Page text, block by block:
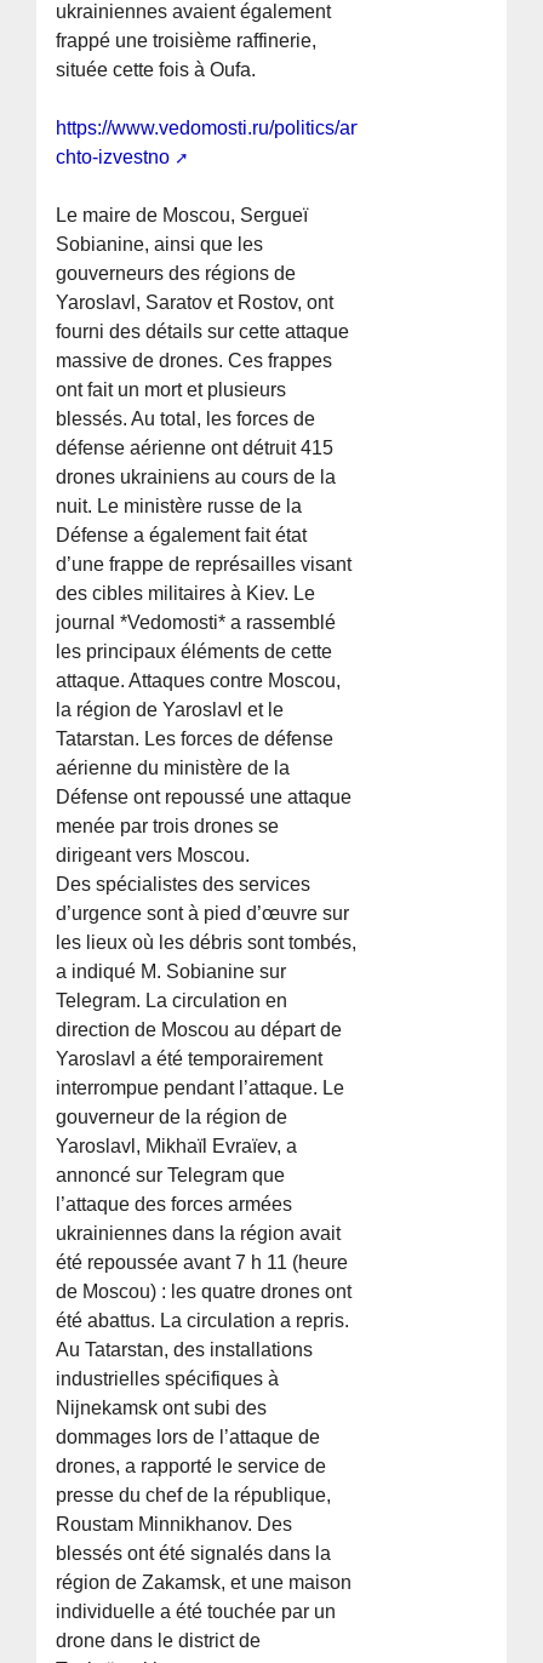
ukrainiennes avaient également
frappé une troisième raffinerie,
située cette fois à Oufa.
https://www.vedomosti.ru/politics/articles/2026/07/08/
chto-izvestno
Le maire de Moscou, Sergueï
Sobianine, ainsi que les
gouverneurs des régions de
Yaroslavl, Saratov et Rostov, ont
fourni des détails sur cette attaque
massive de drones. Ces frappes
ont fait un mort et plusieurs
blessés. Au total, les forces de
défense aérienne ont détruit 415
drones ukrainiens au cours de la
nuit. Le ministère russe de la
Défense a également fait état
d’une frappe de représailles visant
des cibles militaires à Kiev. Le
journal *Vedomosti* a rassemblé
les principaux éléments de cette
attaque. Attaques contre Moscou,
la région de Yaroslavl et le
Tatarstan. Les forces de défense
aérienne du ministère de la
Défense ont repoussé une attaque
menée par trois drones se
dirigeant vers Moscou.
Des spécialistes des services
d’urgence sont à pied d’œuvre sur
les lieux où les débris sont tombés,
a indiqué M. Sobianine sur
Telegram. La circulation en
direction de Moscou au départ de
Yaroslavl a été temporairement
interrompue pendant l’attaque. Le
gouverneur de la région de
Yaroslavl, Mikhaïl Evraïev, a
annoncé sur Telegram que
l’attaque des forces armées
ukrainiennes dans la région avait
été repoussée avant 7 h 11 (heure
de Moscou) : les quatre drones ont
été abattus. La circulation a repris.
Au Tatarstan, des installations
industrielles spécifiques à
Nijnekamsk ont subi des
dommages lors de l’attaque de
drones, a rapporté le service de
presse du chef de la république,
Roustam Minnikhanov. Des
blessés ont été signalés dans la
région de Zakamsk, et une maison
individuelle a été touchée par un
drone dans le district de